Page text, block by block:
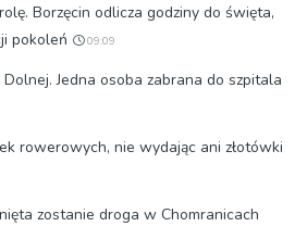
Borzęcin odlicza godziny do święta,
pokoleń
09:09
Jedna osoba zabrana do szpitala
rowerowych, nie wydając ani złotówki
zostanie droga w Chomranicach